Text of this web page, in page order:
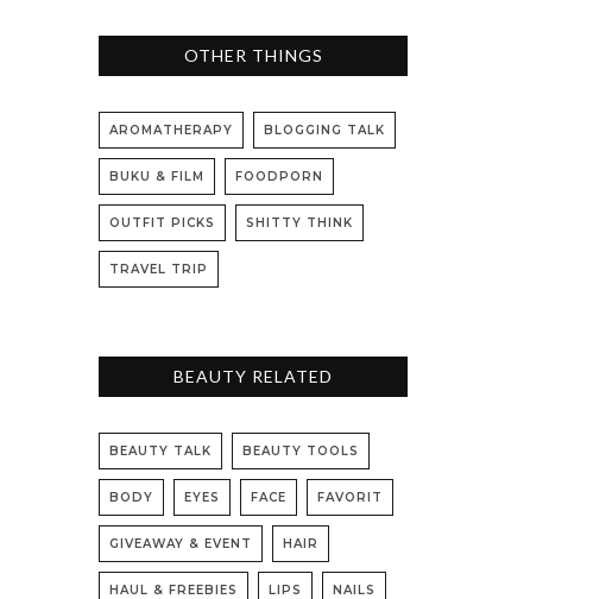
OTHER THINGS
AROMATHERAPY BLOGGING TALK
BUKU & FILM FOODPORN
OUTFIT PICKS SHITTY THINK
TRAVEL TRIP
BEAUTY RELATED
BEAUTY TALK BEAUTY TOOLS
BODY EYES FACE FAVORIT
GIVEAWAY & EVENT HAIR
HAUL & FREEBIES LIPS NAILS